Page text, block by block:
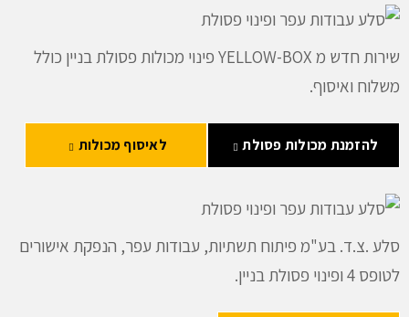
שירות חדש מ YELLOW-BOX פינוי מכולות פסולת בניין כולל
משלוח ואיסוף.
להזמנת מכולות פסולת לאיסוף מכולות
סלע .צ.ד. בע"מ פיתוח תשתיות, עבודות עפר, הנפקת אישורים
לטופס 4 ופינוי פסולת בניין.